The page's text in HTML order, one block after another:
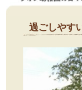
過ごしやす